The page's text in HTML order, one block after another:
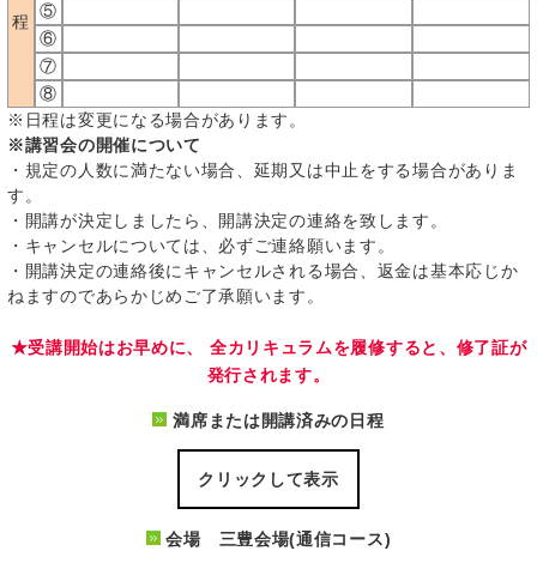
程
⑤
⑥
⑦
⑧
※日程は変更になる場合があります。
※講習会の開催について
・規定の人数に満たない場合、延期又は中止をする場合がありま
す。
・開講が決定しましたら、開講決定の連絡を致します。
・キャンセルについては、必ずご連絡願います。
・開講決定の連絡後にキャンセルされる場合、返金は基本応じか
ねますのであらかじめご了承願います。
★受講開始はお早めに、 全カリキュラムを履修すると、修了証が
発行されます。
満席または開講済みの日程
クリックして表示
会場 三豊会場(通信コース)